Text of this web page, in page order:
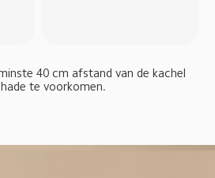
40 cm afstand van de kachel
te voorkomen.